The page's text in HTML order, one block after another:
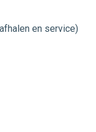
en service)